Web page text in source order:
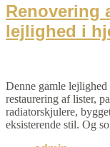
Renovering
lejlighed i
Denne gamle
restaurering af lister,
radiatorskjulere,
eksisterende stil. Og